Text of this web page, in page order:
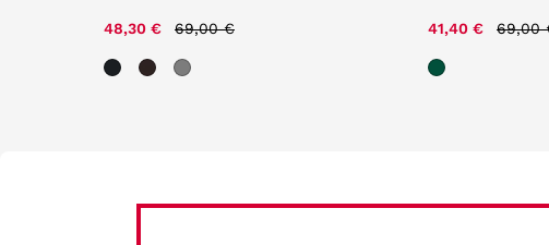
48,30 € 69,00 € 41,40 € 69,00